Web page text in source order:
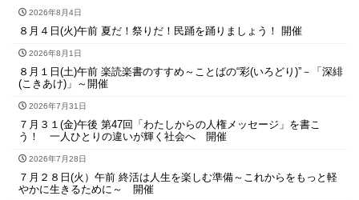
2026年8月4日
８月４日(火)午前 夏だ！祭りだ！民踊を踊りましょう！ 開催
2026年8月1日
８月１日(土)午前 楽読楽書のすすめ～ことばの“彩(いろどり)”－「深緋
(こきあけ)」～開催
2026年7月31日
７月３１(金)午後 第47回「わたしからの人権メッセージ」を書こ
う！ 一人ひとりの違いが輝く社会へ 開催
2026年7月28日
７月２８日(火）午前 終活は人生を楽しむ準備～これからをもっと軽
やかに生きるために～ 開催